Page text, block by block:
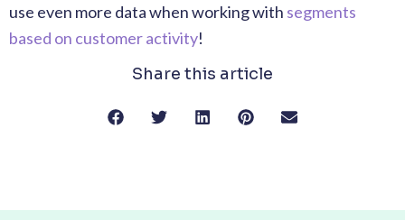
use even more data when working with segments
based on customer activity!
Share this article